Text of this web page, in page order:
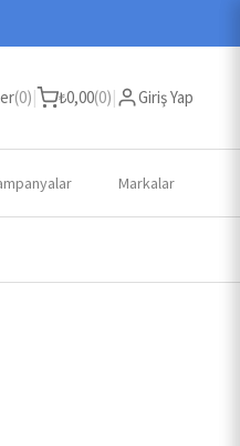
(0)| ₺0,00(0)| Giriş Yap
Markalar